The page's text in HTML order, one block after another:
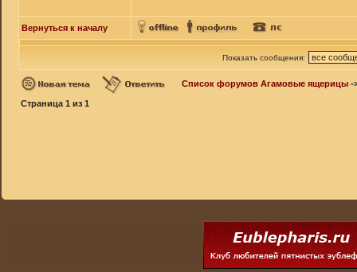
Вернуться к началу
Показать сообщения:
Список форумов Агамовые ящерицы -
Страница 1 из 1